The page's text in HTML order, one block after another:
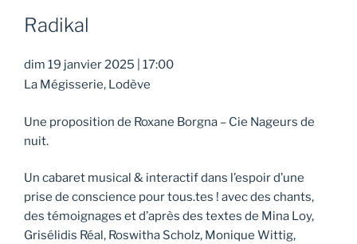
Radikal
dim 19 janvier 2025
17:00
La Mégisserie, Lodève
Une proposition de Roxane Borgna – Cie Nageurs de
nuit.
Un cabaret musical & interactif dans l’espoir d’une
prise de conscience pour tous.tes ! avec des chants,
des témoignages et d’après des textes de Mina Loy,
Grisélidis Réal, Roswitha Scholz, Monique Wittig,